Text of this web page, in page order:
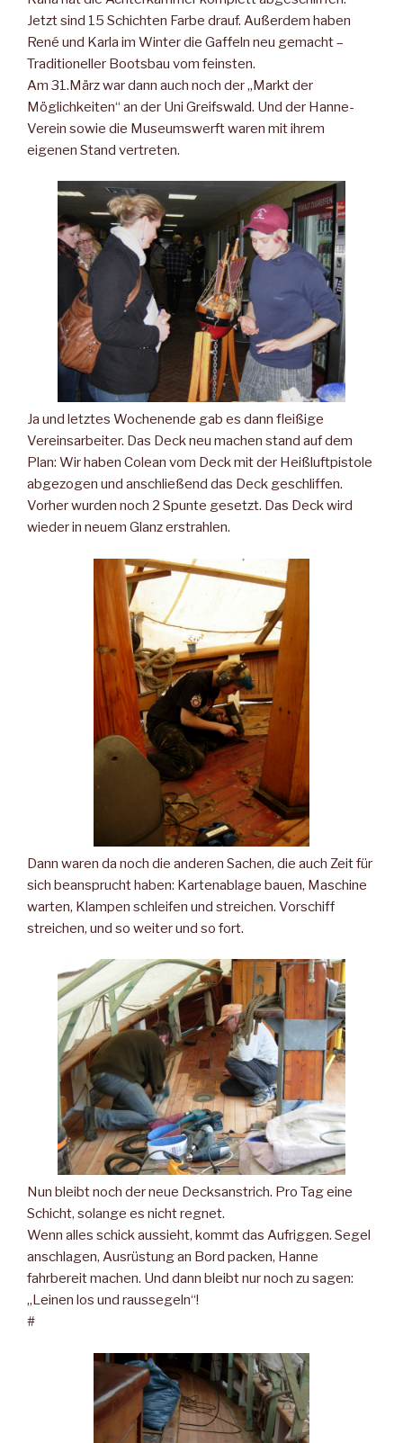
Jetzt sind 15 Schichten Farbe drauf. Außerdem haben
René und Karla im Winter die Gaffeln neu gemacht –
Traditioneller Bootsbau vom feinsten.
Am 31.März war dann auch noch der „Markt der
Möglichkeiten“ an der Uni Greifswald. Und der Hanne-
Verein sowie die Museumswerft waren mit ihrem
eigenen Stand vertreten.
Ja und letztes Wochenende gab es dann fleißige
Vereinsarbeiter. Das Deck neu machen stand auf dem
Plan: Wir haben Colean vom Deck mit der Heißluftpistole
abgezogen und anschließend das Deck geschliffen.
Vorher wurden noch 2 Spunte gesetzt. Das Deck wird
wieder in neuem Glanz erstrahlen.
Dann waren da noch die anderen Sachen, die auch Zeit für
sich beansprucht haben: Kartenablage bauen, Maschine
warten, Klampen schleifen und streichen. Vorschiff
streichen, und so weiter und so fort.
Nun bleibt noch der neue Decksanstrich. Pro Tag eine
Schicht, solange es nicht regnet.
Wenn alles schick aussieht, kommt das Aufriggen. Segel
anschlagen, Ausrüstung an Bord packen, Hanne
fahrbereit machen. Und dann bleibt nur noch zu sagen:
„Leinen los und raussegeln“!
#